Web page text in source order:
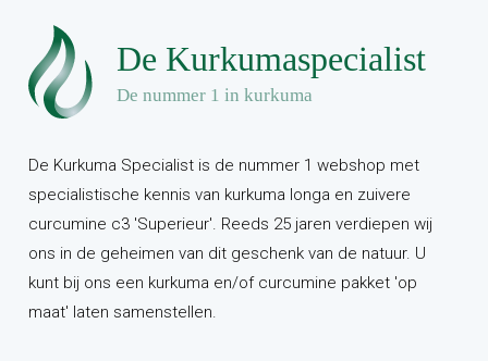
De Kurkuma Specialist is de nummer 1 webshop met
specialistische kennis van kurkuma longa en zuivere
curcumine c3 'Superieur'. Reeds 25 jaren verdiepen wij
ons in de geheimen van dit geschenk van de natuur. U
kunt bij ons een kurkuma en/of curcumine pakket 'op
maat' laten samenstellen.